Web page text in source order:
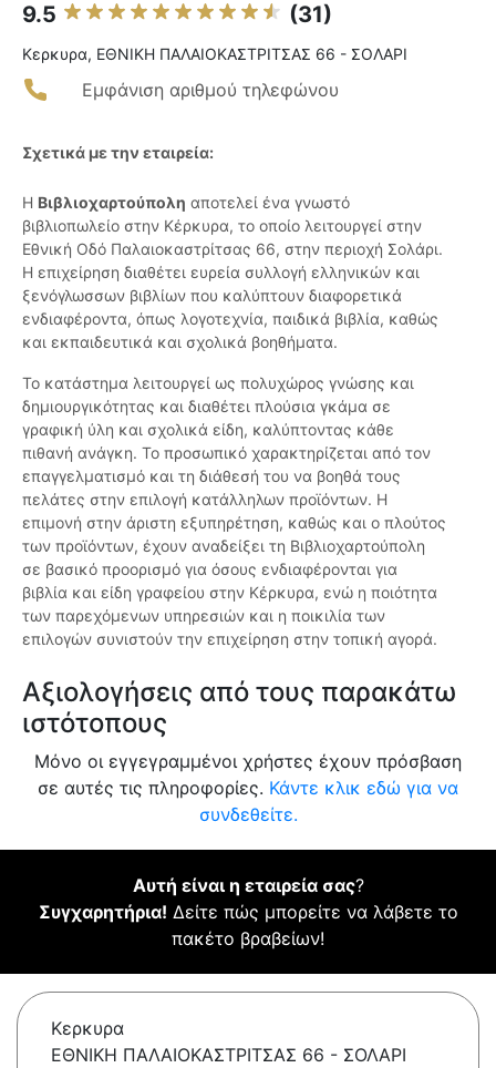
9.5 (31)
Κερκυρα, ΕΘΝΙΚΗ ΠΑΛΑΙΟΚΑΣΤΡΙΤΣΑΣ 66 - ΣΟΛΑΡΙ
Εμφάνιση αριθμού τηλεφώνου
Σχετικά με την εταιρεία:
Η Βιβλιοχαρτούπολη αποτελεί ένα γνωστό
βιβλιοπωλείο στην Κέρκυρα, το οποίο λειτουργεί στην
Εθνική Οδό Παλαιοκαστρίτσας 66, στην περιοχή Σολάρι.
Η επιχείρηση διαθέτει ευρεία συλλογή ελληνικών και
ξενόγλωσσων βιβλίων που καλύπτουν διαφορετικά
ενδιαφέροντα, όπως λογοτεχνία, παιδικά βιβλία, καθώς
και εκπαιδευτικά και σχολικά βοηθήματα.
Το κατάστημα λειτουργεί ως πολυχώρος γνώσης και
δημιουργικότητας και διαθέτει πλούσια γκάμα σε
γραφική ύλη και σχολικά είδη, καλύπτοντας κάθε
πιθανή ανάγκη. Το προσωπικό χαρακτηρίζεται από τον
επαγγελματισμό και τη διάθεσή του να βοηθά τους
πελάτες στην επιλογή κατάλληλων προϊόντων. Η
επιμονή στην άριστη εξυπηρέτηση, καθώς και ο πλούτος
των προϊόντων, έχουν αναδείξει τη Βιβλιοχαρτούπολη
σε βασικό προορισμό για όσους ενδιαφέρονται για
βιβλία και είδη γραφείου στην Κέρκυρα, ενώ η ποιότητα
των παρεχόμενων υπηρεσιών και η ποικιλία των
επιλογών συνιστούν την επιχείρηση στην τοπική αγορά.
Αξιολογήσεις από τους παρακάτω
ιστότοπους
Μόνο οι εγγεγραμμένοι χρήστες έχουν πρόσβαση
σε αυτές τις πληροφορίες. Κάντε κλικ εδώ για να
συνδεθείτε.
Αυτή είναι η εταιρεία σας?
Συγχαρητήρια! Δείτε πώς μπορείτε να λάβετε το
πακέτο βραβείων!
Κερκυρα
ΕΘΝΙΚΗ ΠΑΛΑΙΟΚΑΣΤΡΙΤΣΑΣ 66 - ΣΟΛΑΡΙ